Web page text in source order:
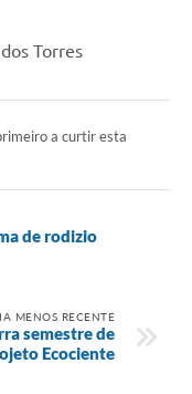
Torres
a curtir esta
de rodizio
MENOS RECENTE
semestre de
Ecociente